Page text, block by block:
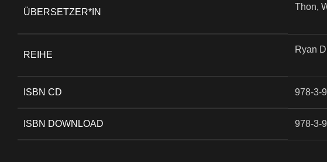
ÜBERSETZER*IN
Thon,
REIHE
Ryan
ISBN CD 978-3-
ISBN DOWNLOAD 978-3-